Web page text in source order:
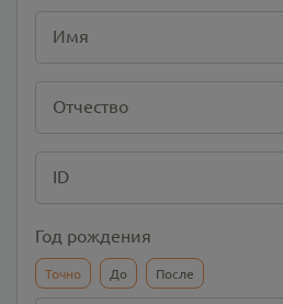
Имя
Отчество
ID
Год рождения
Точно До После